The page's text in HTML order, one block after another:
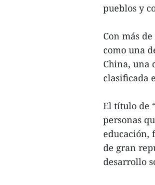
pueblos y
Con más
como una
China, una
clasificada
El título de
personas
educación,
de gran
desarrollo